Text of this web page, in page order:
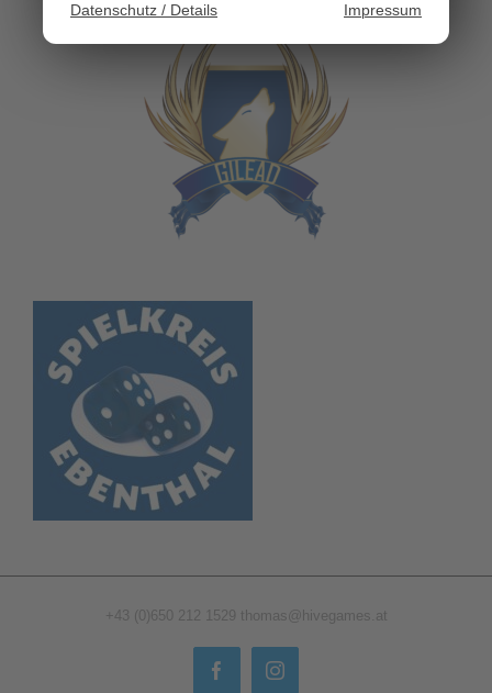
Datenschutz / Details Impressum
+43 (0)650 212 1529 thomas@hivegames.at
FacebookInstagram